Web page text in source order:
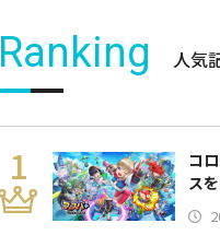
Ranking 人気
コ
ス